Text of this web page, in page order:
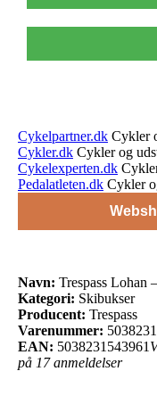
Cykelpartner.dk Cykler
Cykler.dk Cykler og
Cykelexperten.dk
Pedalatleten.dk Cykler
Navn: Trespass Lohan
Kategori: Skibukser
Producent: Trespass
Varenummer:
EAN: 5038231543961
på 17 anmeldelser